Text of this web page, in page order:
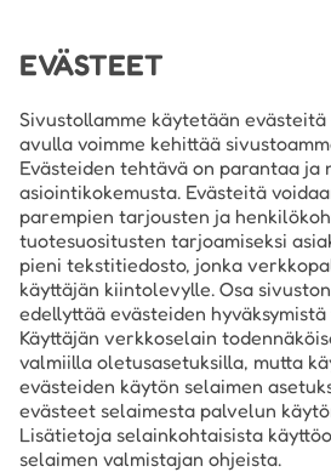
EVÄSTEET
Sivustollamme käytetään evästeitä
avulla voimme kehittää
Evästeiden tehtävä on parantaa ja
asiointikokemusta. Evästeitä
parempien tarjousten ja
tuotesuositusten tarjoamiseksi
pieni tekstitiedosto, jonka
käyttäjän kiintolevylle. Osa
edellyttää evästeiden
Käyttäjän verkkoselain
valmiilla oletusasetuksilla, mutta
evästeiden käytön selaimen
evästeet selaimesta palvelun
Lisätietoja selainkohtaisista
selaimen valmistajan ohjeista.